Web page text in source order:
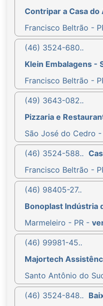
Contripar a Casa
Francisco Beltrão -
(46) 3524-680..
Klein Embalagens -
Francisco Beltrão -
(49) 3643-082..
Pizzaria e
São José do Cedro
(46) 3524-588..
Francisco Beltrão -
(46) 98405-27..
Bonoplast Indústria
Marmeleiro - PR -
(46) 99981-45..
Majortech
Santo Antônio do
(46) 3524-848..